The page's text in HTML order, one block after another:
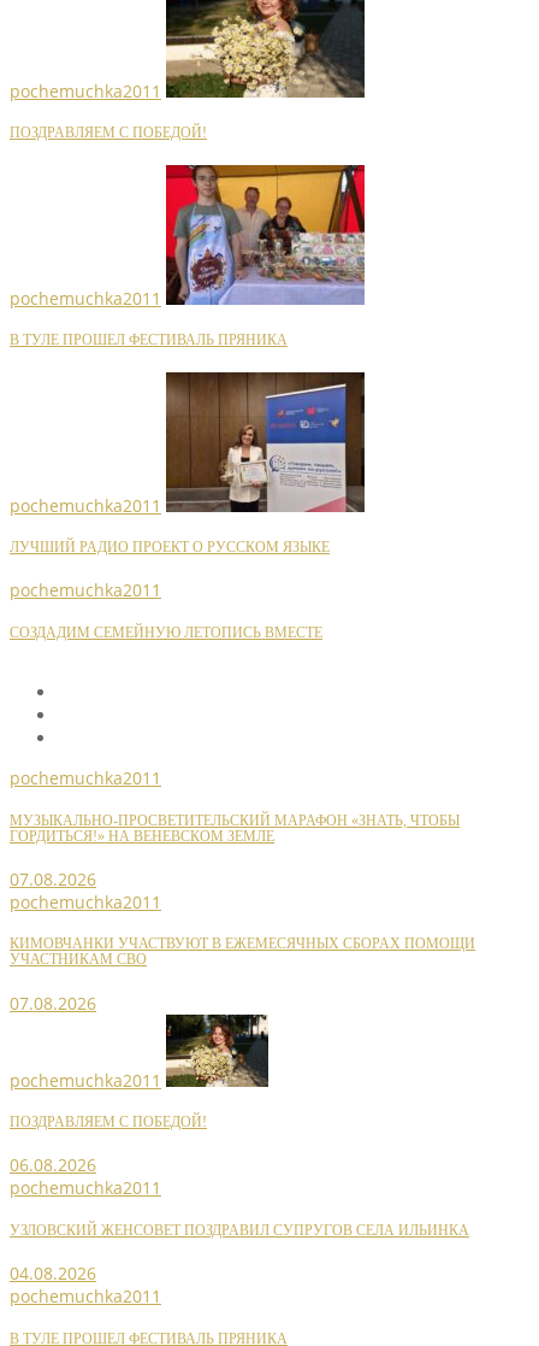
pochemuchka2011
ПОЗДРАВЛЯЕМ С ПОБЕДОЙ!
pochemuchka2011
В ТУЛЕ ПРОШЕЛ ФЕСТИВАЛЬ ПРЯНИКА
pochemuchka2011
ЛУЧШИЙ РАДИО ПРОЕКТ О РУССКОМ ЯЗЫКЕ
pochemuchka2011
СОЗДАДИМ СЕМЕЙНУЮ ЛЕТОПИСЬ ВМЕСТЕ
pochemuchka2011
МУЗЫКАЛЬНО-ПРОСВЕТИТЕЛЬСКИЙ МАРАФОН «ЗНАТЬ, ЧТОБЫ
ГОРДИТЬСЯ!» НА ВЕНЕВСКОМ ЗЕМЛЕ
07.08.2026
pochemuchka2011
КИМОВЧАНКИ УЧАСТВУЮТ В ЕЖЕМЕСЯЧНЫХ СБОРАХ ПОМОЩИ
УЧАСТНИКАМ СВО
07.08.2026
pochemuchka2011
ПОЗДРАВЛЯЕМ С ПОБЕДОЙ!
06.08.2026
pochemuchka2011
УЗЛОВСКИЙ ЖЕНСОВЕТ ПОЗДРАВИЛ СУПРУГОВ СЕЛА ИЛЬИНКА
04.08.2026
pochemuchka2011
В ТУЛЕ ПРОШЕЛ ФЕСТИВАЛЬ ПРЯНИКА